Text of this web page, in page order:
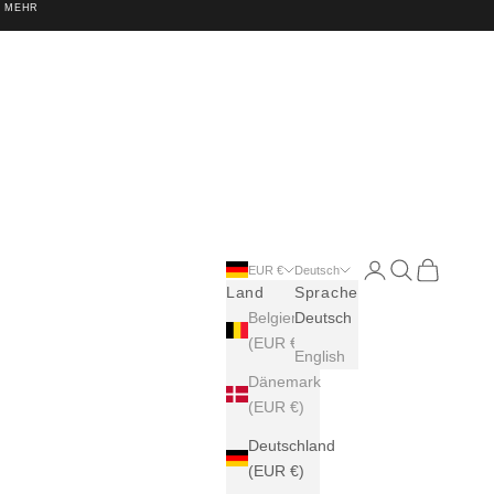
EUR €
Land
Belgien
(EUR €)
Dänemark
(EUR €)
Deutschland
(EUR €)
Deutsch
Sprache
Deutsch
English
Translation
Translation